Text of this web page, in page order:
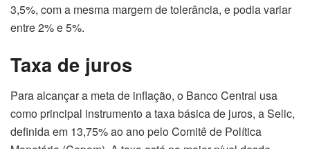
3,5%, com a mesma margem de tolerância, e podia variar
entre 2% e 5%.
Taxa de juros
Para alcançar a meta de inflação, o Banco Central usa
como principal instrumento a taxa básica de juros, a Selic,
definida em 13,75% ao ano pelo Comitê de Política